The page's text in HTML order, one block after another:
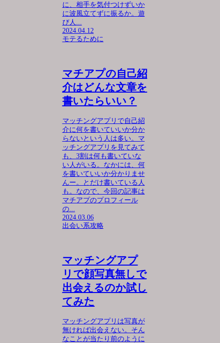
に、相手を気付つけずいか
に波風立てずに振るか。遊
び人...
2024.04.12
モテるために
マチアプの自己紹
介はどんな文章を
書いたらいい？
マッチングアプリで自己紹
介に何を書いていいか分か
らないという人は多い。マ
ッチングアプリを見てみて
も、3割は何も書いていな
い人がいる。なかには、何
を書いていいか分かりませ
んー。とだけ書いている人
も。なので、今回の記事は
マチアプのプロフィール
の...
2024.03.06
出会い系攻略
マッチングアプ
リで顔写真無しで
出会えるのか試し
てみた
マッチングアプリは写真が
無ければ出会えない。そん
なことが当たり前のように